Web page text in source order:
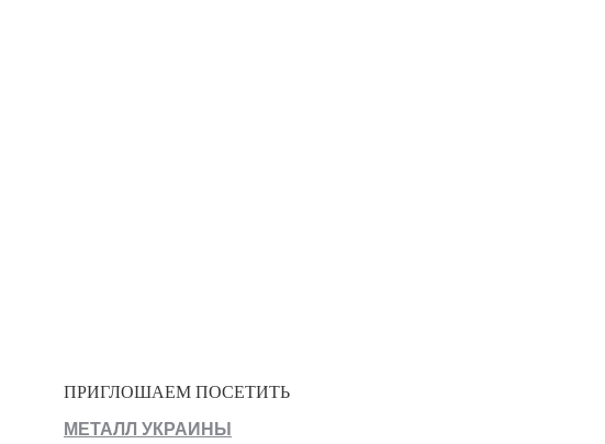
ПРИГЛОШАЕМ ПОСЕТИТЬ
МЕТАЛЛ УКРАИНЫ